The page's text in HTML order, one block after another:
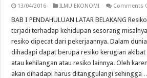
13/04/2016 ILMU EKONOMI Comments
BAB I PENDAHULUAN LATAR BELAKANG
terjadi terhadap kehidupan sesorang
resiko dipecat dari pekerjaannya. Dalam
dihadapi dapat berupa resiko kerugian akibat
atau kehilangan atau resiko lainnya. Oleh
akan dihadapi harus ditanggulangi sehingga